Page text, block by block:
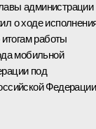
администрации
о ходе
работы
мобильной
под
Федерации